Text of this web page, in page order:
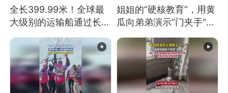
全长399.99米！全球最
大级别的运输船通过长江
姐姐的“硬核教育”，用黄
瓜向弟弟演示“门夹手”，
教！